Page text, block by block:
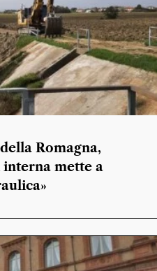
Romagna,
interna mette a